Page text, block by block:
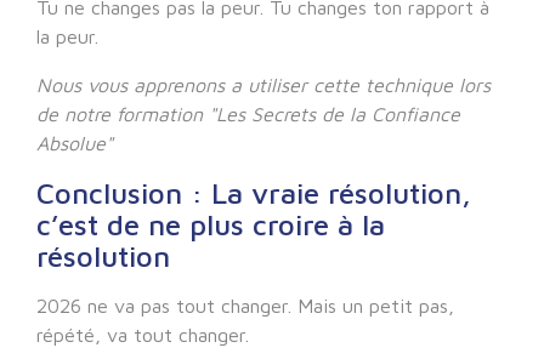
Tu ne changes pas la peur. Tu changes ton rapport à
la peur.
Nous vous apprenons a utiliser cette technique lors
de notre formation "Les Secrets de la Confiance
Absolue"
Conclusion : La vraie résolution,
c’est de ne plus croire à la
résolution
2026 ne va pas tout changer. Mais un petit pas,
répété, va tout changer.